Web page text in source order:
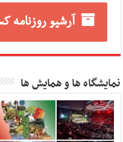
آرشیو روزنامه
نمایشگاه ها و همایش ها